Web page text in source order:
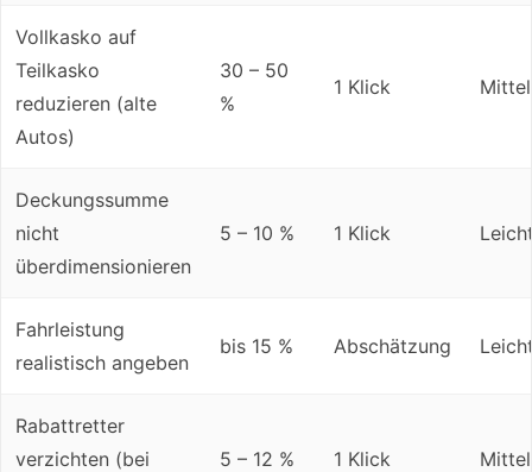
Vollkasko auf
Teilkasko
reduzieren (alte
Autos)
30 – 50
%
1 Klick Mittel
Deckungssumme
nicht
überdimensionieren
5 – 10 % 1 Klick
Fahrleistung
realistisch angeben
bis 15 % Abschätzung
Rabattretter
verzichten (bei
5 – 12 % 1 Klick Mittel